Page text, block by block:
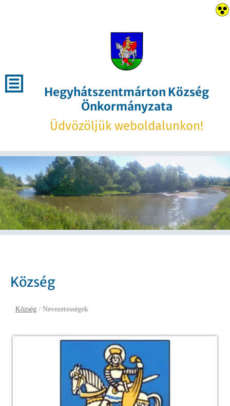
Hegyhátszentmárton Község
Önkormányzata
Üdvözöljük weboldalunkon!
Község
Község / Nevezetességek